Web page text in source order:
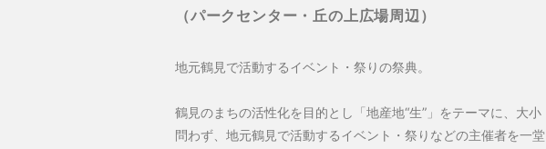
（パークセンター・丘の上広場周辺）
地元鶴見で活動するイベント・祭りの祭典。
鶴見のまちの活性化を目的とし「地産地“生”」をテーマに、大小
問わず、地元鶴見で活動するイベント・祭りなどの主催者を一堂